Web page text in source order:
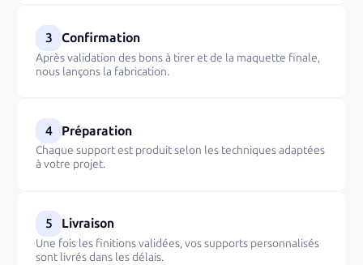
3 Confirmation
Après validation des bons à tirer et de la maquette finale,
nous lançons la fabrication.
4 Préparation
Chaque support est produit selon les techniques adaptées
à votre projet.
5 Livraison
Une fois les finitions validées, vos supports personnalisés
sont livrés dans les délais.